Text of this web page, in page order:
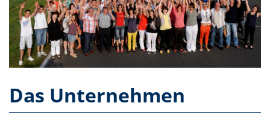
Das Unternehmen